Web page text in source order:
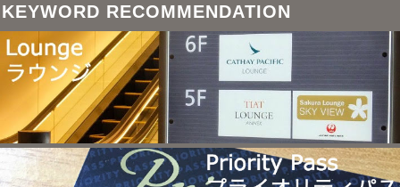
KEYWORD RECOMMENDATION